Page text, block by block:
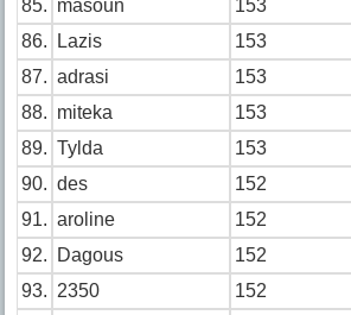
85. masoun
153
86.
Lazis
153
87. adrasi
153
88. miteka
153
89. Tylda
153
90. des
152
91. aroline
152
92.
Dagous
152
93. 2350
152